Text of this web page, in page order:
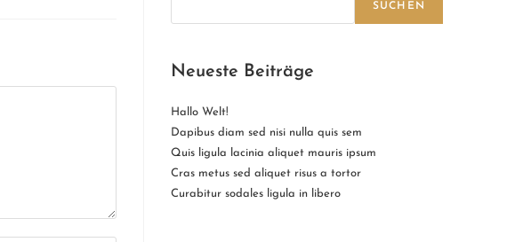
SUCHEN
Neueste Beiträge
Hallo Welt!
Dapibus diam sed nisi nulla quis sem
Quis ligula lacinia aliquet mauris ipsum
Cras metus sed aliquet risus a tortor
Curabitur sodales ligula in libero